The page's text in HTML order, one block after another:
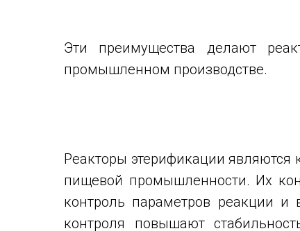
Эти преимущества делают
промышленном производстве.
Реакторы этерификации
пищевой промышленности. Их
контроль параметров реакции и
контроля повышают